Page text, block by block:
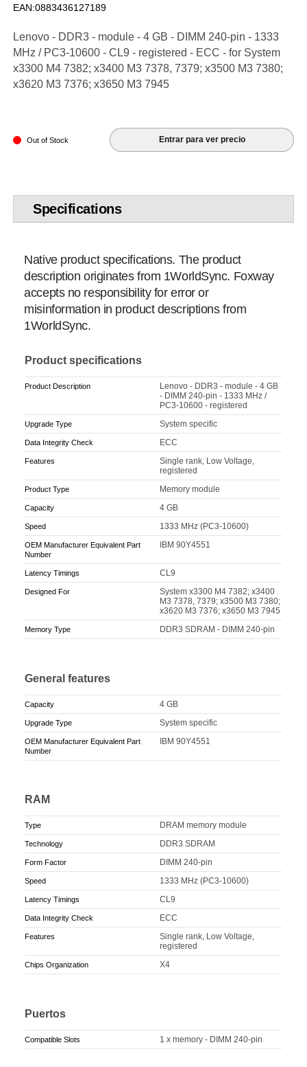
EAN:0883436127189
Lenovo - DDR3 - module - 4 GB - DIMM 240-pin - 1333
MHz / PC3-10600 - CL9 - registered - ECC - for System
x3300 M4 7382; x3400 M3 7378, 7379; x3500 M3 7380;
x3620 M3 7376; x3650 M3 7945
Out of Stock Entrar para ver precio
Specifications
Native product specifications. The product
description originates from 1WorldSync. Foxway
accepts no responsibility for error or
misinformation in product descriptions from
1WorldSync.
Product specifications
Product Description
Lenovo - DDR3 - module - 4 GB
- DIMM 240-pin - 1333 MHz /
PC3-10600 - registered
Upgrade Type System specific
Data Integrity Check ECC
Features
Single rank, Low Voltage,
registered
Product Type Memory module
Capacity 4 GB
Speed 1333 MHz (PC3-10600)
OEM Manufacturer Equivalent Part
Number
IBM 90Y4551
Latency Timings CL9
Designed For
System x3300 M4 7382; x3400
M3 7378, 7379; x3500 M3 7380;
x3620 M3 7376; x3650 M3 7945
Memory Type DDR3 SDRAM - DIMM 240-pin
General features
Capacity 4 GB
Upgrade Type System specific
OEM Manufacturer Equivalent Part
Number
IBM 90Y4551
RAM
Type DRAM memory module
Technology DDR3 SDRAM
Form Factor DIMM 240-pin
Speed 1333 MHz (PC3-10600)
Latency Timings CL9
Data Integrity Check ECC
Features
Single rank, Low Voltage,
registered
Chips Organization X4
Puertos
Compatible Slots 1 x memory - DIMM 240-pin